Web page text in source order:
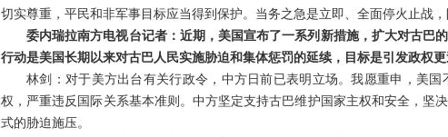
切实尊重，平民和非军事目标应当得到保护。当务之急是立即、全面停火止战，
委内瑞拉南方电视台记者：近期，美国宣布了一系列新措施，扩大对古巴
行动是美国长期以来对古巴人民实施胁迫和集体惩罚的延续，目标是引发政权
林剑：对于美方出台有关行政令，中方日前已表明立场。我愿重申，美
权，严重违反国际关系基本准则。中方坚定支持古巴维护国家主权和安全，坚
式的胁迫施压。